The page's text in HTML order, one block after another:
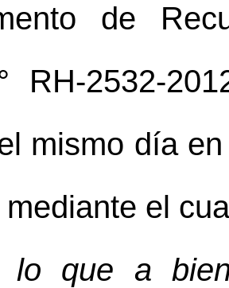
de
RH-2532-
mismo día
el
lo que a